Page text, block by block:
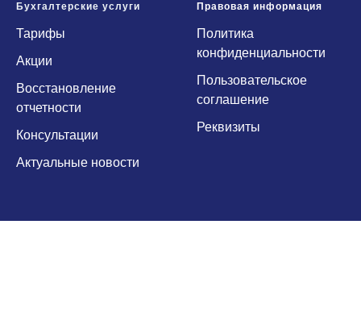
Бухгалтерские услуги
Тарифы
Акции
Восстановление
отчетности
Консультации
Актуальные новости
Правовая информация
Политика
конфиденциальности
Пользовательское
соглашение
Реквизиты